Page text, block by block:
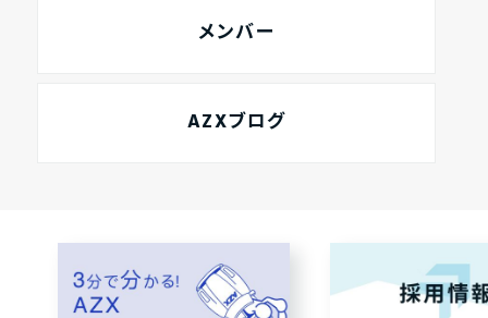
メンバー
AZXブログ